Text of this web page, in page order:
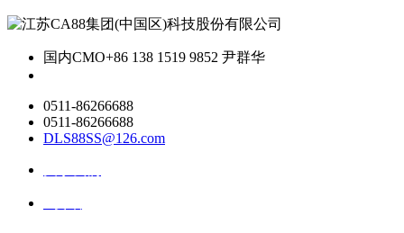
国内CMO+86 138 1519 9852 尹群华
0511-86266688
0511-86266688
DLS88SS@126.com